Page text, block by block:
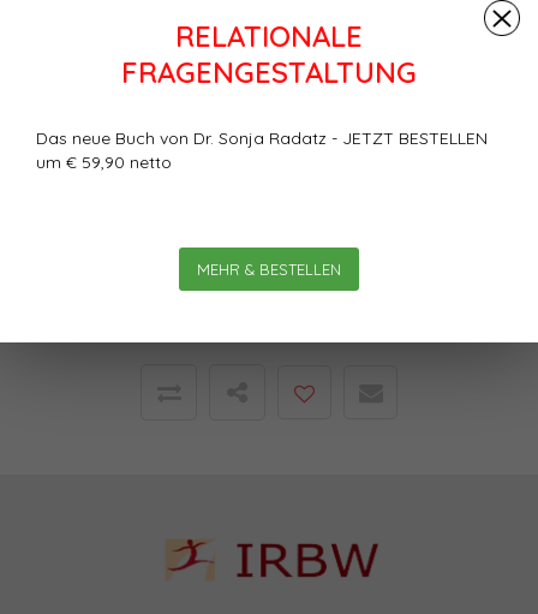
RELATIONALE
FRAGENGESTALTUNG
Das neue Buch von Dr. Sonja Radatz - JETZT BESTELLEN
um € 59,90 netto
MEHR & BESTELLEN
einfach nicht klar und fahre sozusagen täglich den
grossen Frust ein!